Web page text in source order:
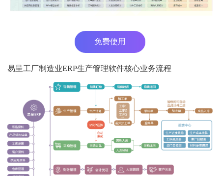
免费使用
易呈工厂制造业ERP生产管理软件核心业务流程